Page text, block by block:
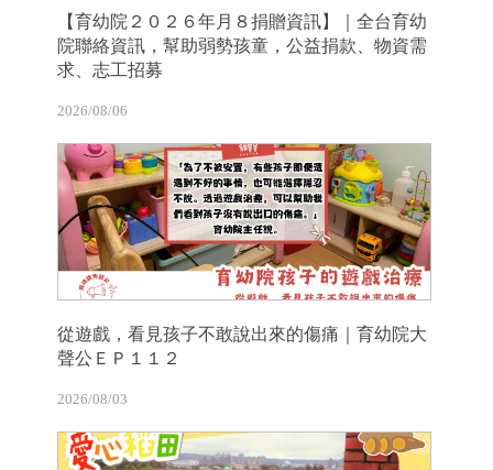
【育幼院２０２６年月８捐贈資訊】｜全台育幼
院聯絡資訊，幫助弱勢孩童，公益捐款、物資需
求、志工招募
2026/08/06
從遊戲，看見孩子不敢說出來的傷痛｜育幼院大
聲公ＥＰ１１２
2026/08/03